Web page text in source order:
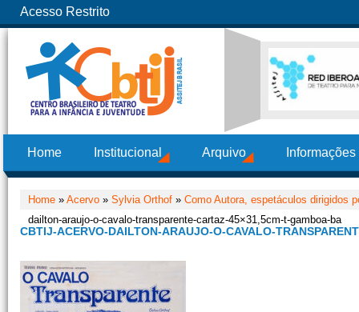
Acesso Restrito
Home Institucional Arquivo
Home » Acervo » Sylvia Orthof » Como Autora, espetáculos dirigidos
dailton-araujo-o-cavalo-transparente-cartaz-45×31,5cm-t-gamboa-ba
CBTIJ-ACERVO-DAILTON-ARAUJO-O-CAVALO-